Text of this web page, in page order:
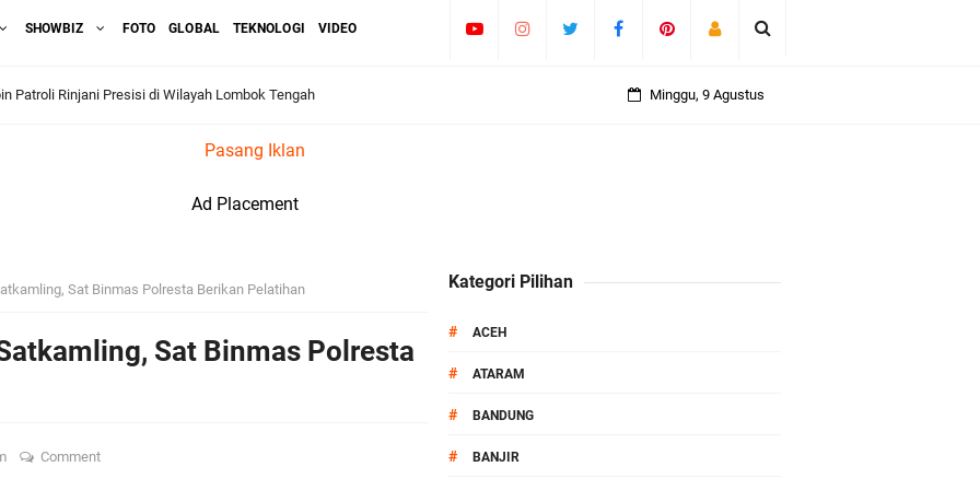
SHOWBIZ FOTO GLOBAL TEKNOLOGI VIDEO
Diganti ,AKP Imran Rosyadi, S.H. Siap Melanjukan
Tertib Berlalu di Pelajar SMPN 1 Gerung
Lelede Sampaikan Pesan Kamtibmas
Minggu, 9 Agustus
Pasang Iklan
Ad Placement
Sat Binmas Polresta Berikan Pelatihan
Sat Binmas Polresta
Comment
Kategori Pilihan
# ACEH
# ATARAM
# BANDUNG
# BANJIR